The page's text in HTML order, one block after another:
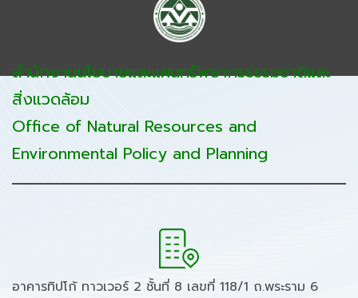
สำนักงานนโยบายและแผนทรัพยากรธรรมชาติและ
สิ่งแวดล้อม
Office of Natural Resources and
Environmental Policy and Planning
อาคารทิปโก้ ทาวเวอร์ 2 ชั้นที่ 8 เลขที่ 118/1 ถ.พระราม 6